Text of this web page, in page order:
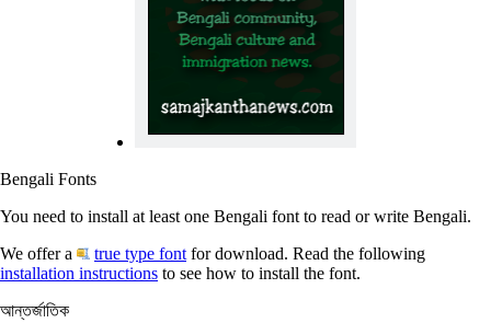
Bengali Fonts
You need to install at least one Bengali font to read or write Bengali.
We offer a
true type font for download. Read the following
installation instructions to see how to install the font.
আন্তর্জাতিক